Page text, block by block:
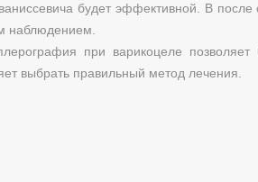
будет эффективной. В
наблюдением.
при варикоцеле
выбрать правильный метод лечения.